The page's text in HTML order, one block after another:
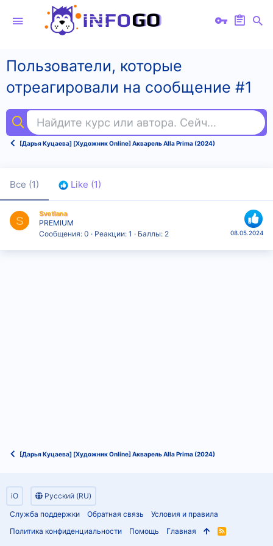
Пользователи, которые
отреагировали на сообщение #1
Найдите курс или автора. Сейчас ищут
[Дарья Куцаева] [Художник Online] Акварель Alla Prima (2024)
Все (1) Like (1)
S
08.05.2024
Svetlana
PREMIUM
Сообщения 0 Реакции 1 Баллы 2
[Дарья Куцаева] [Художник Online] Акварель Alla Prima (2024)
iO
Русский (RU)
Служба поддержки
Обратная связь
Условия и правила
Политика конфиденциальности
Помощь Главная
R